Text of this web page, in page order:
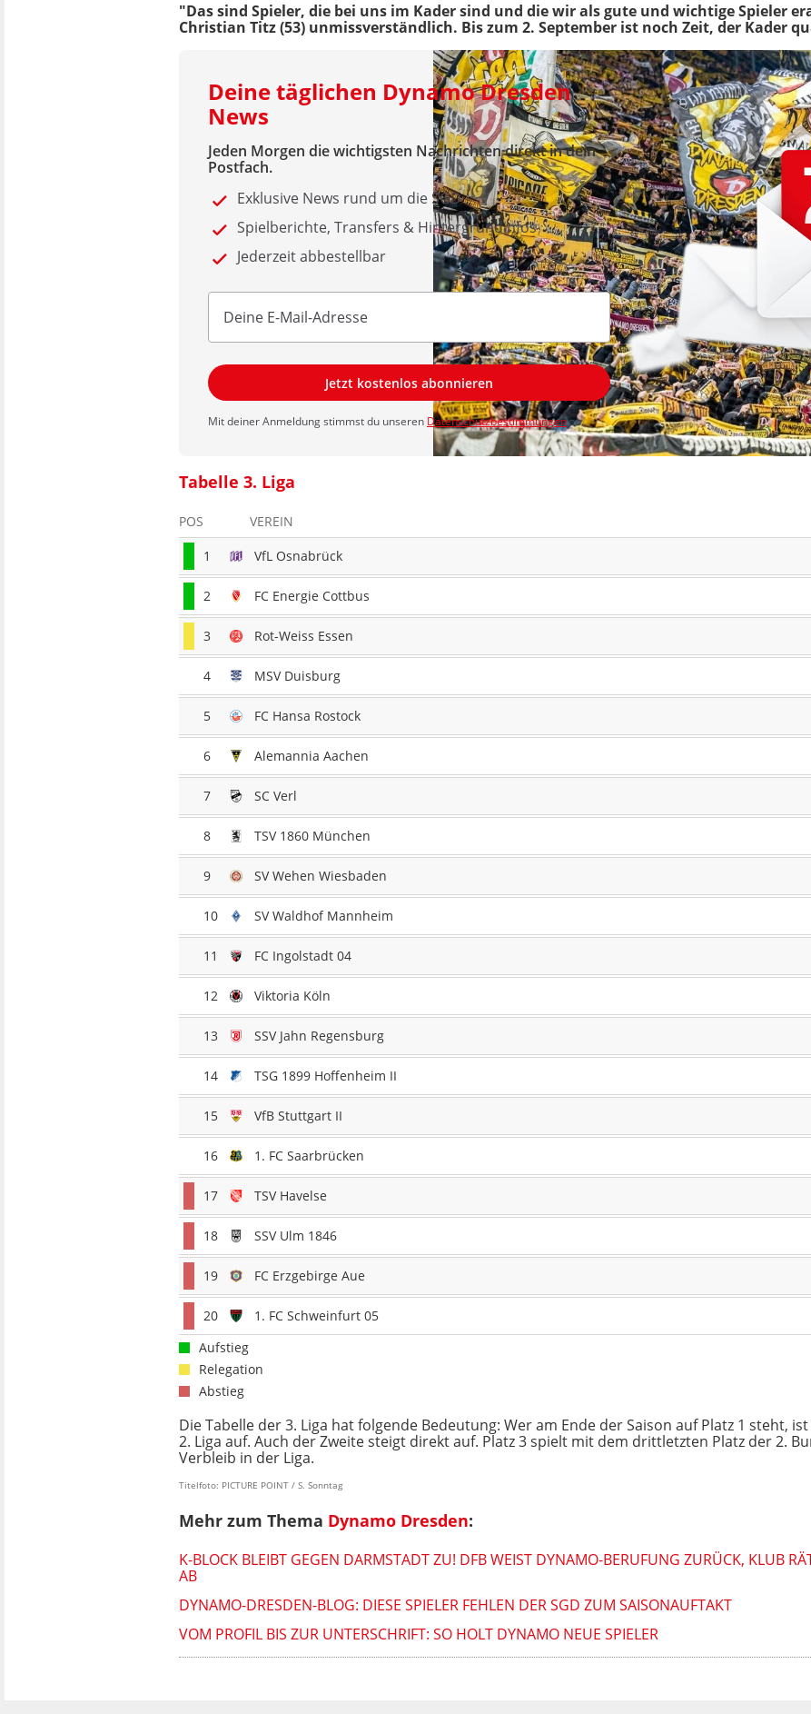
"Das sind Spieler, die bei uns im Kader sind und die wir als gute und wichtige Spieler
Christian Titz (53) unmissverständlich. Bis zum 2. September ist noch Zeit, der Kader
Deine täglichen Dynamo Dresden
News
Jeden Morgen die wichtigsten Nachrichten direkt in dein
Postfach.
Exklusive News rund um die SGD
Spielberichte, Transfers & Hintergrundinfos
Jederzeit abbestellbar
Jetzt kostenlos abonnieren
Mit deiner Anmeldung stimmst du unseren Datenschutzbestimmungenzu.
Tabelle 3. Liga
POS VEREIN
1
VfL Osnabrück
2 FC Energie Cottbus
3 Rot-Weiss Essen
4 MSV Duisburg
5 FC Hansa Rostock
6 Alemannia Aachen
7 SC Verl
8 TSV 1860 München
9 SV Wehen Wiesbaden
10 SV Waldhof Mannheim
11 FC Ingolstadt 04
12 Viktoria Köln
13 SSV Jahn Regensburg
14 TSG 1899 Hoffenheim II
15 VfB Stuttgart II
16 1. FC Saarbrücken
17 TSV Havelse
18 SSV Ulm 1846
19 FC Erzgebirge Aue
20 1. FC Schweinfurt 05
Aufstieg
Relegation
Abstieg
Die Tabelle der 3. Liga hat folgende Bedeutung: Wer am Ende der Saison auf Platz 1 steht,
2. Liga auf. Auch der Zweite steigt direkt auf. Platz 3 spielt mit dem drittletzten Platz der 2.
Verbleib in der Liga.
Titelfoto: PICTURE POINT / S. Sonntag
Mehr zum Thema Dynamo Dresden:
K-BLOCK BLEIBT GEGEN DARMSTADT ZU! DFB WEIST DYNAMO-BERUFUNG ZURÜCK, KLUB
AB
DYNAMO-DRESDEN-BLOG: DIESE SPIELER FEHLEN DER SGD ZUM SAISONAUFTAKT
VOM PROFIL BIS ZUR UNTERSCHRIFT: SO HOLT DYNAMO NEUE SPIELER